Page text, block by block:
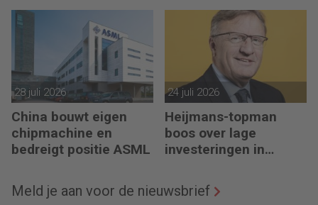
28 juli 2026
China bouwt eigen
chipmachine en
bedreigt positie ASML
24 juli 2026
Heijmans-topman
boos over lage
investeringen in
Meld je aan voor de nieuwsbrief